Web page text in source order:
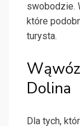
swobodzie.
które
turysta.
Dolina
Dla tych,